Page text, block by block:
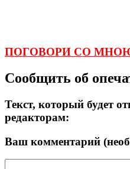
ПОГОВОРИ СО
Сообщить об
Текст, который будет
редакторам:
Ваш комментарий